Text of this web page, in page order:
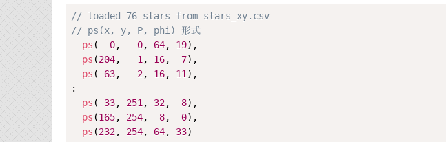
// loaded 76 stars from stars_xy.csv
// ps(x, y, P, phi) 形式
ps ( 0, 0, 64, 19),
ps (204, 1 , 16, 7),
ps ( 63, 2, 16, 11 ),
:
ps ( 33, 251 , 32, 8),
ps (165, 254, 8, 0),
ps (232, 254, 64, 33